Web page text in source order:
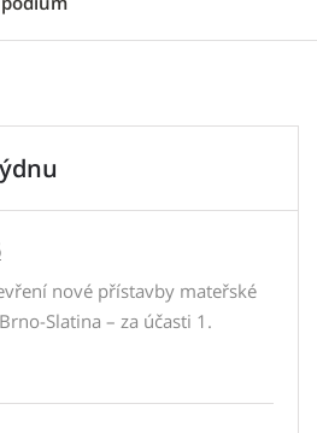
nové přístavby mateřské
Slatina – za účasti 1.